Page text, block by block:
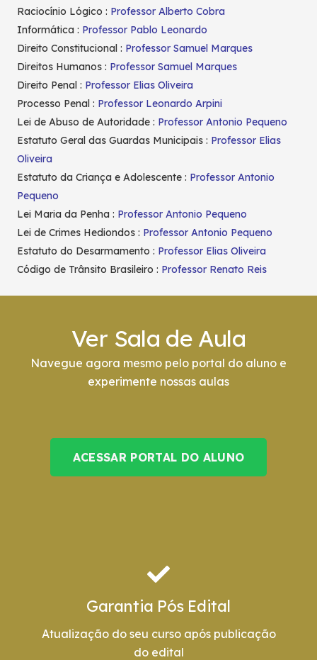
Raciocínio Lógico : Professor Alberto Cobra
Informática : Professor Pablo Leonardo
Direito Constitucional : Professor Samuel Marques
Direitos Humanos : Professor Samuel Marques
Direito Penal : Professor Elias Oliveira
Processo Penal : Professor Leonardo Arpini
Lei de Abuso de Autoridade : Professor Antonio Pequeno
Estatuto Geral das Guardas Municipais : Professor Elias
Oliveira
Estatuto da Criança e Adolescente : Professor Antonio
Pequeno
Lei Maria da Penha : Professor Antonio Pequeno
Lei de Crimes Hediondos : Professor Antonio Pequeno
Estatuto do Desarmamento : Professor Elias Oliveira
Código de Trânsito Brasileiro : Professor Renato Reis
Ver Sala de Aula
Navegue agora mesmo pelo portal do aluno e
experimente nossas aulas
ACESSAR PORTAL DO ALUNO
Garantia Pós Edital
Atualização do seu curso após publicação
do edital